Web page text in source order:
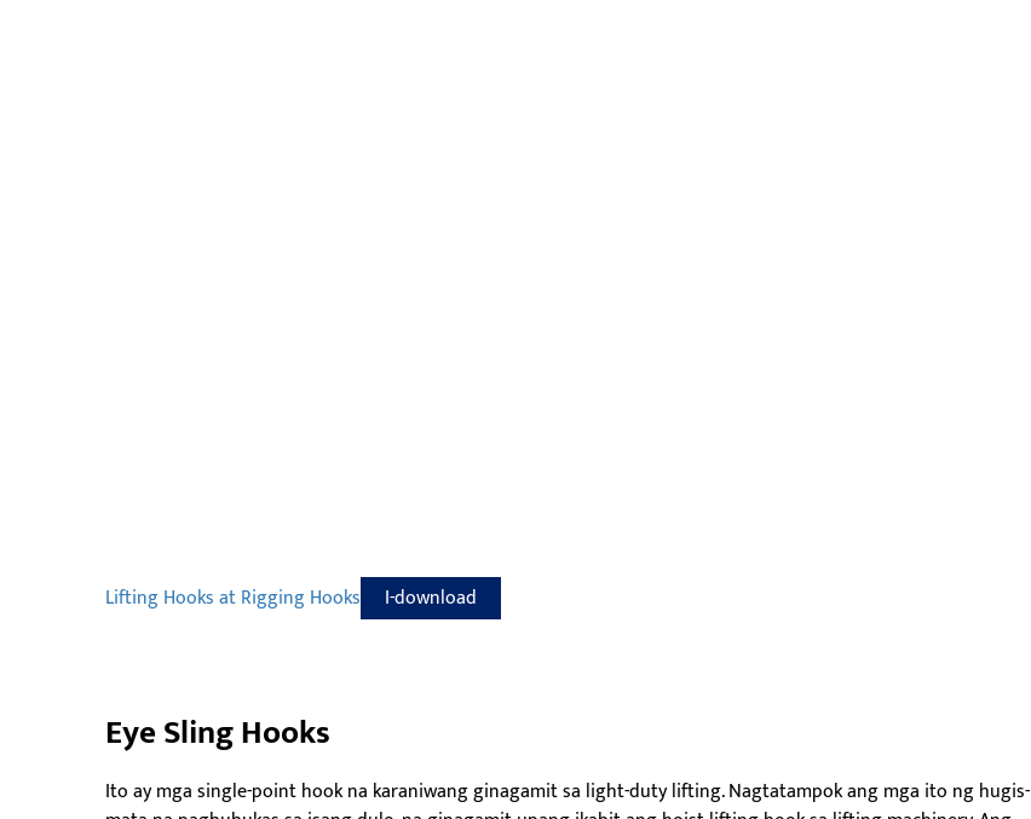
Lifting Hooks at Rigging Hooks I-download
Eye Sling Hooks
Ito ay mga single-point hook na karaniwang ginagamit sa light-duty lifting. Nagtatampok ang mga ito ng hugis-